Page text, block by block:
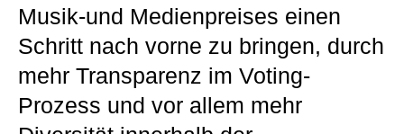
Musik-und Medienpreises einen
Schritt nach vorne zu bringen, durch
mehr Transparenz im Voting-
Prozess und vor allem mehr